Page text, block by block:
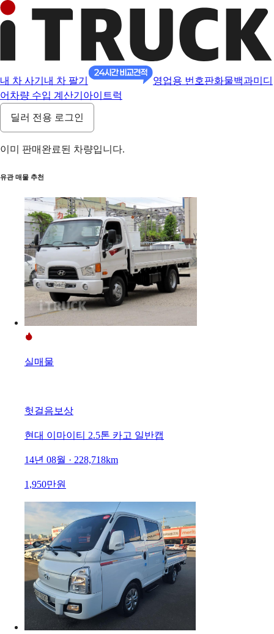
내 차 사기 내 차 팔기 영업용 번호판화물백과미디
어 차량 수입 계산기 아이트럭
딜러 전용 로그인
이미 판매완료된 차량입니다.
유관 매물 추천
실매물
헛걸음보상
현대 이마이티 2.5톤 카고 일반캡
14년 08월 · 228,718km
1,950만원